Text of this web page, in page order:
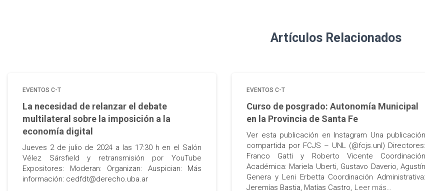
Artículos Relacionados
EVENTOS C-T
La necesidad de relanzar el debate
multilateral sobre la imposición a la
economía digital
Jueves 2 de julio de 2024 a las 17:30 h en el Salón
Vélez Sársfield y retransmisión por YouTube
Expositores: Moderan: Organizan: Auspician: Más
información: cedfdt@derecho.uba.ar
EVENTOS C-T
Curso de posgrado: Autonomía Municipal
en la Provincia de Santa Fe
Ver esta publicación en Instagram Una publicación
compartida por FCJS – UNL (@fcjs.unl) Directores:
Franco Gatti y Roberto Vicente Coordinación
Académica: Mariela Uberti, Gustavo Daverio, Agustín
Genera y Leni Erbetta Coordinación Administrativa:
Jeremías Bastia, Matías Castro, Leer más…